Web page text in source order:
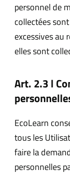
personnel de
collectées
excessives au
elles sont
Art. 2.3 l
EcoLearn
tous les
faire la
personnelles